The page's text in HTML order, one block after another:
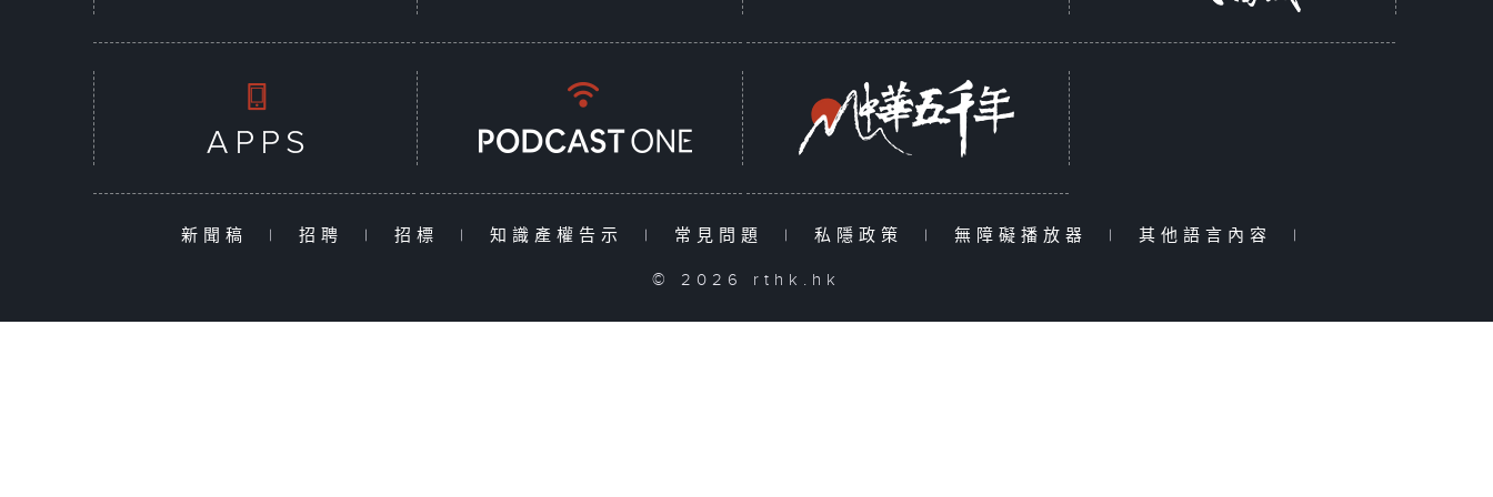
新聞稿 | 招聘 | 招標 | 知識產權告示 | 常見問題 | 私隱政策 | 無障礙播放器 | 其他語言內容 |
© 2026 rthk.hk